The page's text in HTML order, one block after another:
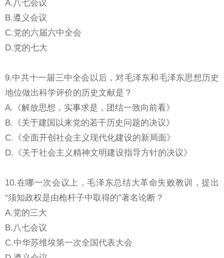
A.八七会议
B.遵义会议
C.党的六届六中全会
D.党的七大
9.中共十一届三中全会以后，对毛泽东和毛泽东思想历史
地位做出科学评价的历史文献是？
A.《解放思想，实事求是，团结一致向前看》
B.《关于建国以来党的若干历史问题的决议》
C.《全面开创社会主义现代化建设的新局面》
D.《关于社会主义精神文明建设指导方针的决议》
10.在哪一次会议上，毛泽东总结大革命失败教训，提出
“须知政权是由枪杆子中取得的”著名论断？
A.党的三大
B.八七会议
C.中华苏维埃第一次全国代表大会